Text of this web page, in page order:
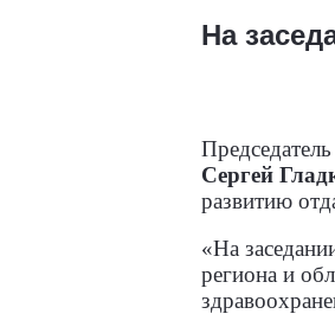
На
Сергей
развитию
«На
региона и